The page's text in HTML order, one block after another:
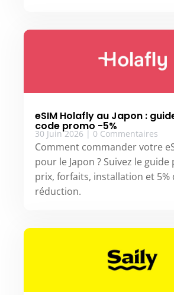
eSIM Holafly au Japon :
code promo -5%
30 Juin 2026 | 0 Commentaires
Comment commander votre
pour le Japon ? Suivez le guide
prix, forfaits, installation et 5%
réduction.